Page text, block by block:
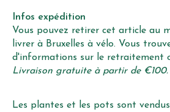
Infos expédition
Vous pouvez retirer cet article au
livrer à Bruxelles à vélo. Vous
d'informations sur le retraitement
Livraison gratuite à partir de €100.
Les plantes et les pots sont